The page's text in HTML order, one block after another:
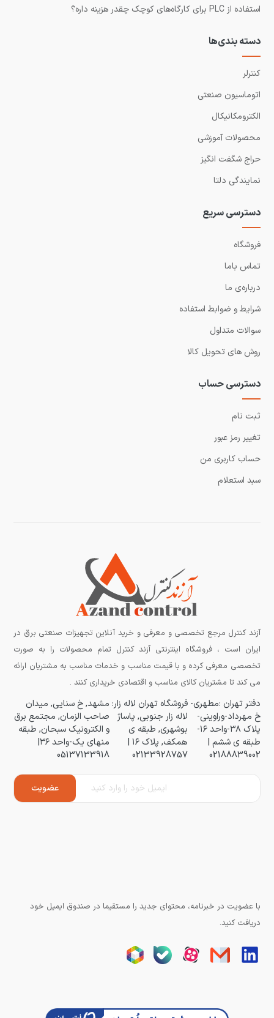
استفاده از PLC برای کارگاه‌های کوچک چقدر هزینه داره؟
دسته بندی‌ها
کنترلر
اتوماسیون صنعتی
الکترومکانیکال
محصولات آموزشی
حراج شگفت انگیز
نمایندگی دلتا
دسترسی سریع
فروشگاه
تماس باما
درباره‌ی ما
شرایط و ضوابط استفاده
سوالات متداول
روش های تحویل کالا
دسترسی حساب
ثبت نام
تغییر رمز عبور
حساب کاربری من
سبد استعلام
آزند کنترل مرجع تخصصی و معرفی و خرید آنلاین تجهیزات صنعتی برق در
ایران است ، فروشگاه اینترنتی آزند کنترل تمام محصولات را به صورت
تخصصی معرفی کرده و با قیمت مناسب و خدمات مناسب به مشتریان ارائه
می کند تا مشتریان کالای مناسب و اقتصادی خریداری کنند .
دفتر تهران :مطهری-
خ مهرداد-وراوینی-
پلاک ۳۸-واحد ۱۶-
طبقه ی ششم |
02188839002
فروشگاه تهران لاله زار:
لاله زار جنوبی, پاساژ
بوشهری, طبقه ی
همکف, پلاک ۱۶ |
02133928757
مشهد, خ سنایی, میدان
صاحب الزمان, مجتمع برق
و الکترونیک سبحان, طبقه
منهای یک-واحد ۳۶|
05137133918
با عضویت در خبرنامه، محتوای جدید را مستقیما در صندوق ایمیل خود
دریافت کنید.